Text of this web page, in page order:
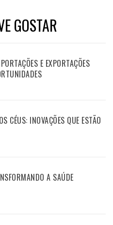
GOSTAR
E EXPORTAÇÕES
CÉUS: INOVAÇÕES QUE ESTÃO
A SAÚDE